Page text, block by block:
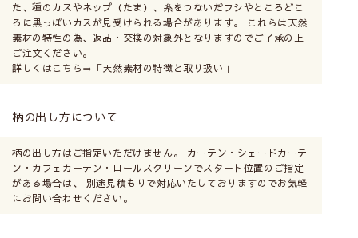
た、種のカスやネップ（たま）、糸をつないだフシやところどこ
ろに黒っぽいカスが見受けられる場合があります。 これらは天然
素材の特性の為、返品・交換の対象外となりますのでご了承の上
ご注文ください。
詳しくはこちら⇒ 「天然素材の特徴と取り扱い」
柄の出し方について
柄の出し方はご指定いただけません。 カーテン・シェードカーテ
ン・カフェカーテン・ロールスクリーンでスタート位置のご指定
がある場合は、 別途見積もりで対応いたしておりますのでお気軽
にお問い合わせください。